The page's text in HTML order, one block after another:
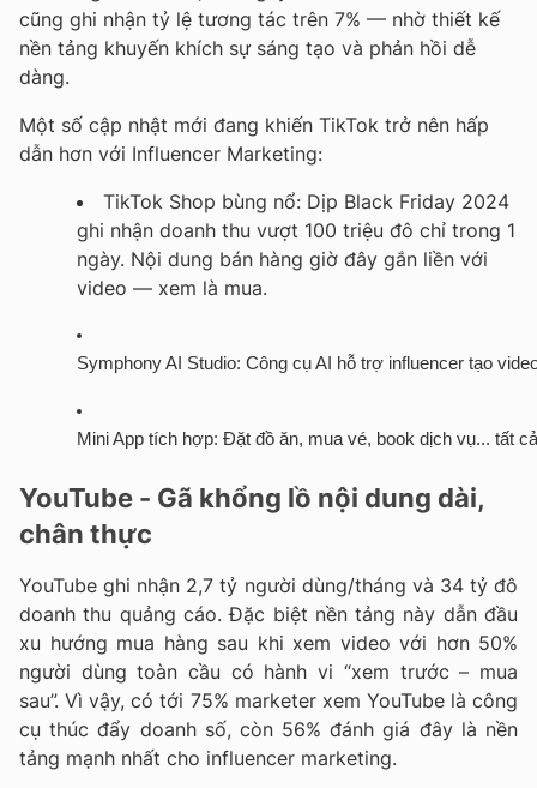
cũng ghi nhận tỷ lệ tương tác trên 7% — nhờ thiết kế
nền tảng khuyến khích sự sáng tạo và phản hồi dễ
dàng.
Một số cập nhật mới đang khiến TikTok trở nên hấp
dẫn hơn với Influencer Marketing:
TikTok Shop bùng nổ: Dịp Black Friday 2024
ghi nhận doanh thu vượt 100 triệu đô chỉ trong 1
ngày. Nội dung bán hàng giờ đây gắn liền với
video — xem là mua.
Symphony AI Studio: Công cụ AI hỗ trợ influencer tạo
Mini App tích hợp: Đặt đồ ăn, mua vé, book dịch vụ... tất
YouTube - Gã khổng lồ nội dung dài,
chân thực
YouTube ghi nhận 2,7 tỷ người dùng/tháng và 34 tỷ đô
doanh thu quảng cáo. Đặc biệt nền tảng này dẫn đầu
xu hướng mua hàng sau khi xem video với hơn 50%
người dùng toàn cầu có hành vi “xem trước – mua
sau”. Vì vậy, có tới 75% marketer xem YouTube là công
cụ thúc đẩy doanh số, còn 56% đánh giá đây là nền
tảng mạnh nhất cho influencer marketing.